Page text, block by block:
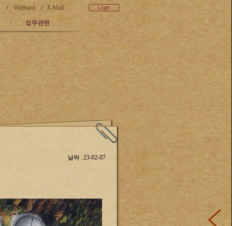
/ Webhard / E-Mail
업무관련
날짜 : 23-02-07